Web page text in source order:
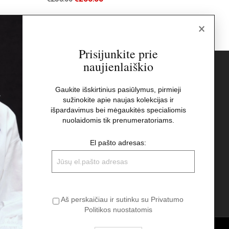
El pašto adresas:
Aš perskaičiau ir sutinku su Privatumo
Politikos nuostatomis
×
Prisijunkite prie
naujienlaiškio
Gaukite išskirtinius pasiūlymus, pirmieji
sužinokite apie naujas kolekcijas ir
išpardavimus bei mėgaukitės specialiomis
nuolaidomis tik prenumeratoriams.
El pašto adresas:
Aš perskaičiau ir sutinku su Privatumo
Politikos nuostatomis